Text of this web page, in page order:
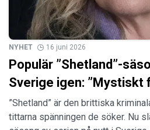
NYHET 16 juni 2026
Populär ”Shetland”-
Sverige igen: ”Mystiskt
”Shetland” är den brittiska
tittarna spänningen de söker. Nu